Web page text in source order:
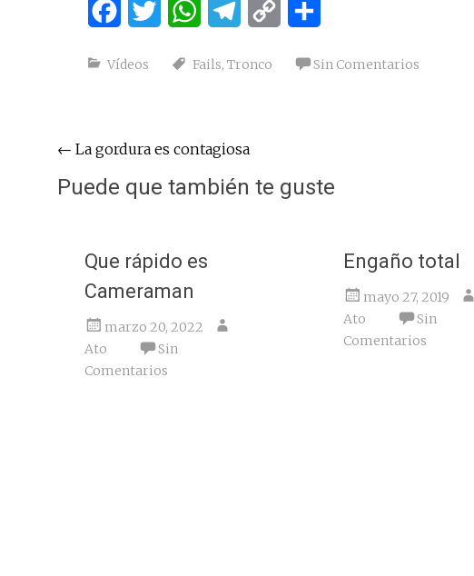
FacebookTwitter WhatsAppTelegram
Copy
Vídeos Fails, Tronco Sin Comentarios
Navegación
de
← La gordura es contagiosa
Puede que también te guste
Que rápido es
Cameraman
marzo 20, 2022
Ato
Sin
Comentarios
Engaño total
mayo 27, 2019
Ato
Sin
Comentarios